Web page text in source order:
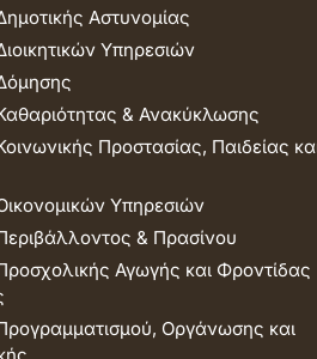
Αστυνομίας
Υπηρεσιών
& Ανακύκλωσης
Προστασίας, Παιδείας
Υπηρεσιών
& Πρασίνου
Αγωγής και Φροντίδας
Οργάνωσης και